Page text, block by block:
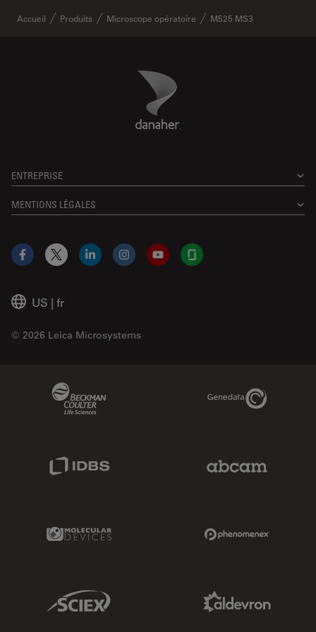
Accueil Produits Microscope opératoire M525 MS3
Danaher Logo
ENTREPRISE
MENTIONS LÉGALES
US | fr
© 2026 Leica Microsystems
Facebook
X LinkedInInstagramYouTubeGlassdoor
Genedata Link
Molecular Devices Link
Sciex Link